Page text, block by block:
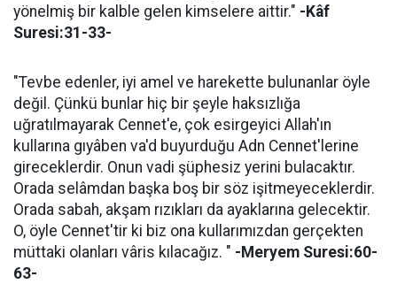
yönelmiş bir kalble gelen kimselere aittir." -Kâf
Suresi:31-33-
"Tevbe edenler, iyi amel ve harekette bulunanlar öyle
değil. Çünkü bunlar hiç bir şeyle haksızlığa
uğratılmayarak Cennet'e, çok esirgeyici Allah'ın
kullarına gıyâben va'd buyurduğu Adn Cennet'lerine
gireceklerdir. Onun vadi şüphesiz yerini bulacaktır.
Orada selâmdan başka boş bir söz işitmeyeceklerdir.
Orada sabah, akşam rızıkları da ayaklarına gelecektir.
O, öyle Cennet'tir ki biz ona kullarımızdan gerçekten
müttaki olanları vâris kılacağız. " -Meryem Suresi:60-
63-